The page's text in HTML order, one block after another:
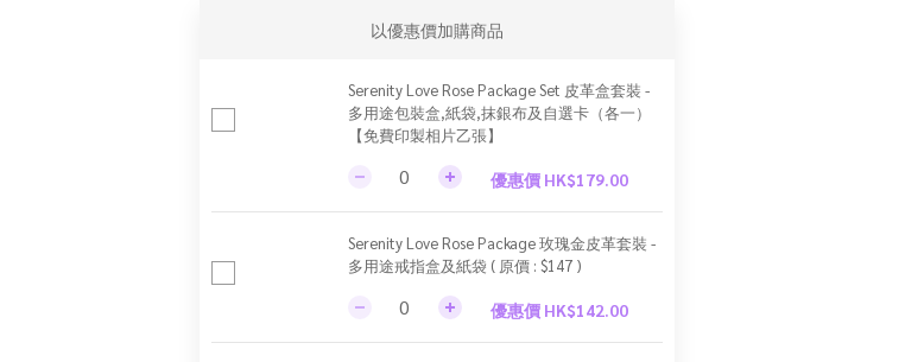
以優惠價加購商品
Serenity Love Rose Package Set 皮革盒套裝 -
多用途包裝盒,紙袋,抹銀布及自選卡（各一）
【免費印製相片乙張】
優惠價 HK$179.00
Serenity Love Rose Package 玫瑰金皮革套裝 -
多用途戒指盒及紙袋 ( 原價 : $147 )
優惠價 HK$142.00